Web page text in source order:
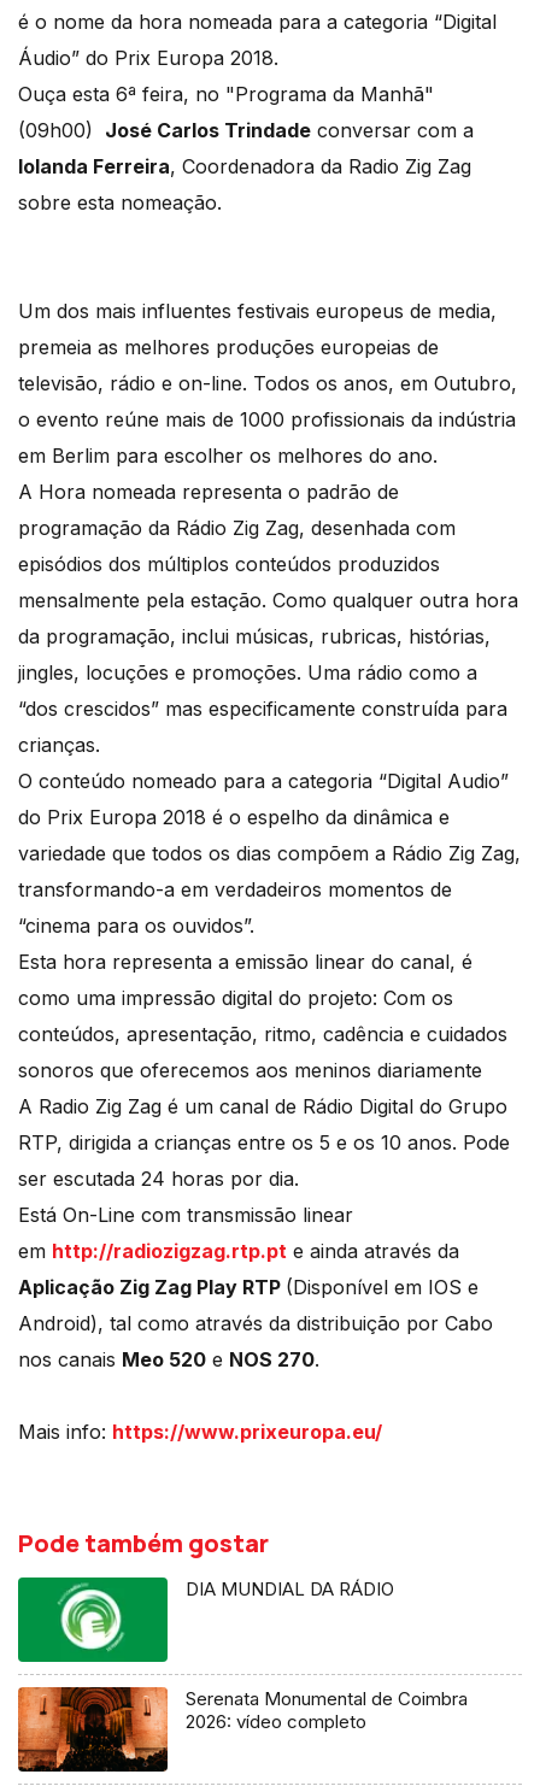
é o nome da hora nomeada para a categoria “Digital
Áudio” do Prix Europa 2018.
Ouça esta 6ª feira, no "Programa da Manhã"
(09h00) José Carlos Trindade conversar com a
Iolanda Ferreira, Coordenadora da Radio Zig Zag
sobre esta nomeação.
Um dos mais influentes festivais europeus de media,
premeia as melhores produções europeias de
televisão, rádio e on-line. Todos os anos, em Outubro,
o evento reúne mais de 1000 profissionais da indústria
em Berlim para escolher os melhores do ano.
A Hora nomeada representa o padrão de
programação da Rádio Zig Zag, desenhada com
episódios dos múltiplos conteúdos produzidos
mensalmente pela estação. Como qualquer outra hora
da programação, inclui músicas, rubricas, histórias,
jingles, locuções e promoções. Uma rádio como a
“dos crescidos” mas especificamente construída para
crianças.
O conteúdo nomeado para a categoria “Digital Audio”
do Prix Europa 2018 é o espelho da dinâmica e
variedade que todos os dias compõem a Rádio Zig Zag,
transformando-a em verdadeiros momentos de
“cinema para os ouvidos”.
Esta hora representa a emissão linear do canal, é
como uma impressão digital do projeto: Com os
conteúdos, apresentação, ritmo, cadência e cuidados
sonoros que oferecemos aos meninos diariamente
A Radio Zig Zag é um canal de Rádio Digital do Grupo
RTP, dirigida a crianças entre os 5 e os 10 anos. Pode
ser escutada 24 horas por dia.
Está On-Line com transmissão linear
em http://radiozigzag.rtp.pt e ainda através da
Aplicação Zig Zag Play RTP (Disponível em IOS e
Android), tal como através da distribuição por Cabo
nos canais Meo 520 e NOS 270.
Mais info: https://www.prixeuropa.eu/
Pode também gostar
DIA MUNDIAL DA RÁDIO
Serenata Monumental de Coimbra
2026: vídeo completo